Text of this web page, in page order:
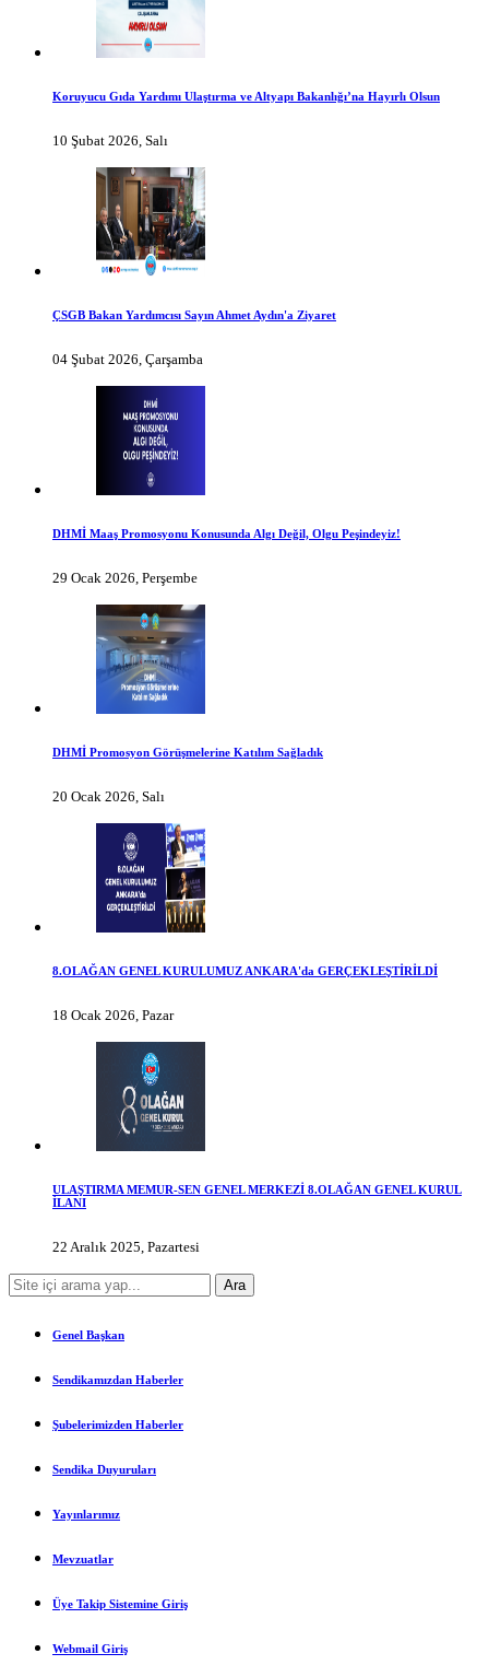
Koruyucu Gıda Yardımı Ulaştırma ve Altyapı Bakanlığı’na Hayırlı Olsun
10 Şubat 2026, Salı
ÇSGB Bakan Yardımcısı Sayın Ahmet Aydın'a Ziyaret
04 Şubat 2026, Çarşamba
DHMİ Maaş Promosyonu Konusunda Algı Değil, Olgu Peşindeyiz!
29 Ocak 2026, Perşembe
DHMİ Promosyon Görüşmelerine Katılım Sağladık
20 Ocak 2026, Salı
8.OLAĞAN GENEL KURULUMUZ ANKARA'da GERÇEKLEŞTİRİLDİ
18 Ocak 2026, Pazar
ULAŞTIRMA MEMUR-SEN GENEL MERKEZİ 8.OLAĞAN GENEL KURUL
İLANI
22 Aralık 2025, Pazartesi
Genel Başkan
Sendikamızdan Haberler
Şubelerimizden Haberler
Sendika Duyuruları
Yayınlarımız
Mevzuatlar
Üye Takip Sistemine Giriş
Webmail Giriş